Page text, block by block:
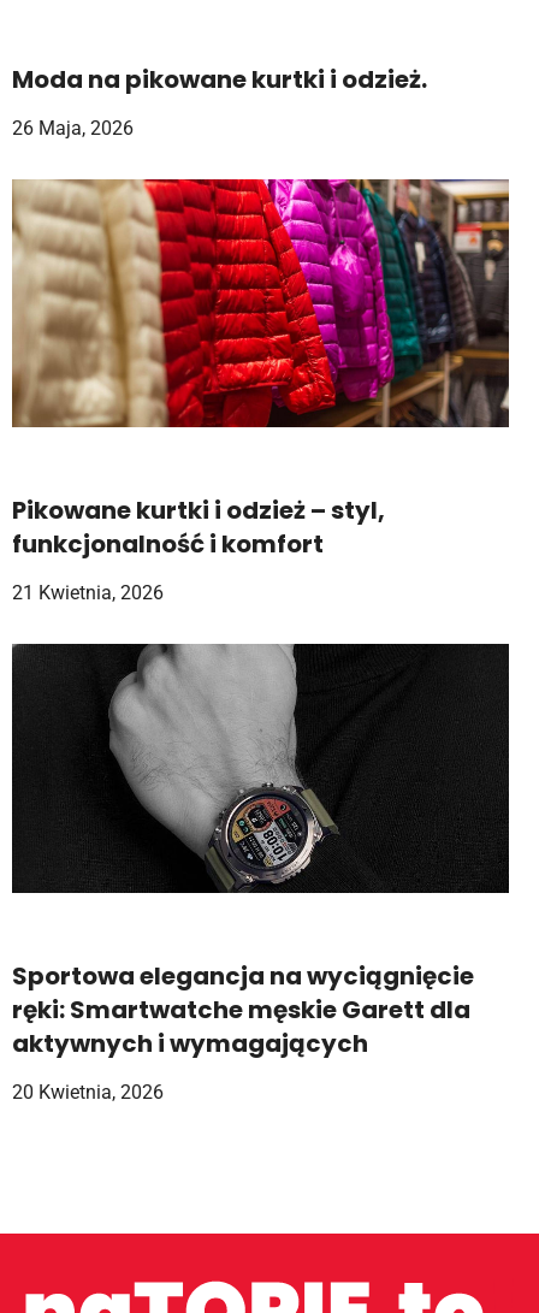
Moda na pikowane kurtki i odzież.
26 Maja, 2026
Pikowane kurtki i odzież – styl,
funkcjonalność i komfort
21 Kwietnia, 2026
Sportowa elegancja na wyciągnięcie
ręki: Smartwatche męskie Garett dla
aktywnych i wymagających
20 Kwietnia, 2026